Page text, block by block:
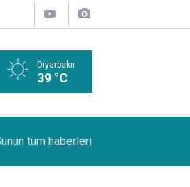
Diyarbakır
39 °C
İkinci el piyasası neredeyse
tüm haberleri